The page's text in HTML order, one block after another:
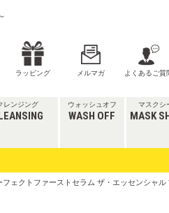
ラッピング メルマガ よくあるご質
レンジング ウォッシュオフ
WASH OFF
マスクシ
MASK
ェクトファーストセラム ザ・エッセンシャル